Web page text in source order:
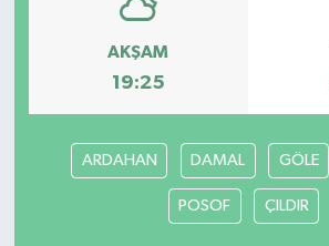
AKŞAM
19:25
ARDAHAN DAMAL GÖLE
POSOF ÇILDIR